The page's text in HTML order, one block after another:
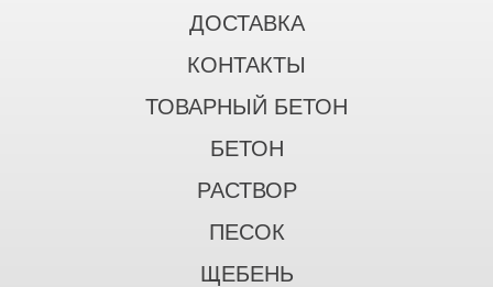
ДОСТАВКА
КОНТАКТЫ
ТОВАРНЫЙ БЕТОН
БЕТОН
РАСТВОР
ПЕСОК
ЩЕБЕНЬ